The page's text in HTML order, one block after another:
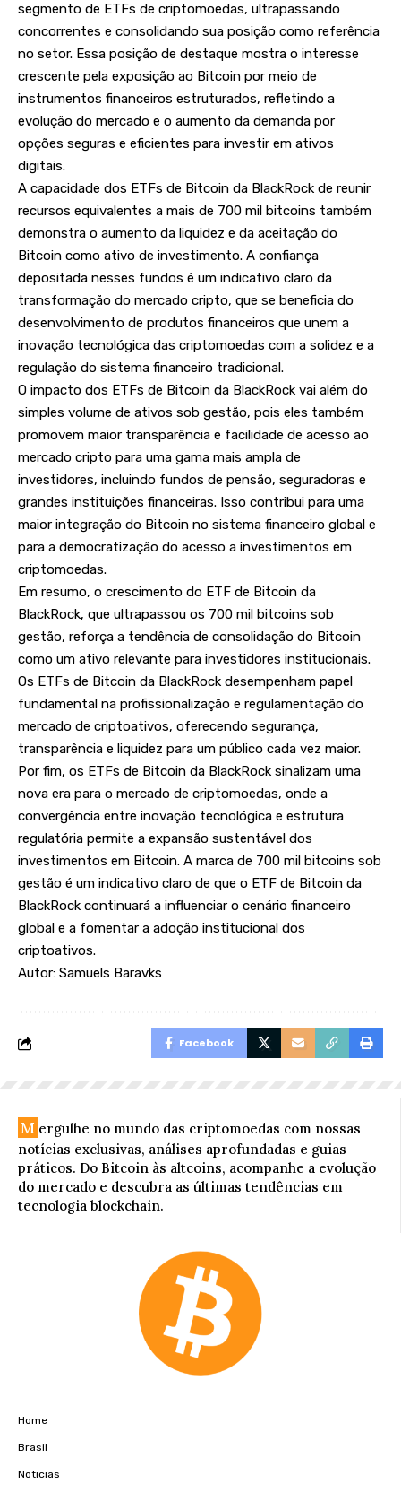
segmento de ETFs de criptomoedas, ultrapassando
concorrentes e consolidando sua posição como referência
no setor. Essa posição de destaque mostra o interesse
crescente pela exposição ao Bitcoin por meio de
instrumentos financeiros estruturados, refletindo a
evolução do mercado e o aumento da demanda por
opções seguras e eficientes para investir em ativos
digitais.
A capacidade dos ETFs de Bitcoin da BlackRock de reunir
recursos equivalentes a mais de 700 mil bitcoins também
demonstra o aumento da liquidez e da aceitação do
Bitcoin como ativo de investimento. A confiança
depositada nesses fundos é um indicativo claro da
transformação do mercado cripto, que se beneficia do
desenvolvimento de produtos financeiros que unem a
inovação tecnológica das criptomoedas com a solidez e a
regulação do sistema financeiro tradicional.
O impacto dos ETFs de Bitcoin da BlackRock vai além do
simples volume de ativos sob gestão, pois eles também
promovem maior transparência e facilidade de acesso ao
mercado cripto para uma gama mais ampla de
investidores, incluindo fundos de pensão, seguradoras e
grandes instituições financeiras. Isso contribui para uma
maior integração do Bitcoin no sistema financeiro global e
para a democratização do acesso a investimentos em
criptomoedas.
Em resumo, o crescimento do ETF de Bitcoin da
BlackRock, que ultrapassou os 700 mil bitcoins sob
gestão, reforça a tendência de consolidação do Bitcoin
como um ativo relevante para investidores institucionais.
Os ETFs de Bitcoin da BlackRock desempenham papel
fundamental na profissionalização e regulamentação do
mercado de criptoativos, oferecendo segurança,
transparência e liquidez para um público cada vez maior.
Por fim, os ETFs de Bitcoin da BlackRock sinalizam uma
nova era para o mercado de criptomoedas, onde a
convergência entre inovação tecnológica e estrutura
regulatória permite a expansão sustentável dos
investimentos em Bitcoin. A marca de 700 mil bitcoins sob
gestão é um indicativo claro de que o ETF de Bitcoin da
BlackRock continuará a influenciar o cenário financeiro
global e a fomentar a adoção institucional dos
criptoativos.
Autor: Samuels Baravks
Facebook
M ergulhe no mundo das criptomoedas com nossas
notícias exclusivas, análises aprofundadas e guias
práticos. Do Bitcoin às altcoins, acompanhe a evolução
do mercado e descubra as últimas tendências em
tecnologia blockchain.
Home
Brasil
Noticias